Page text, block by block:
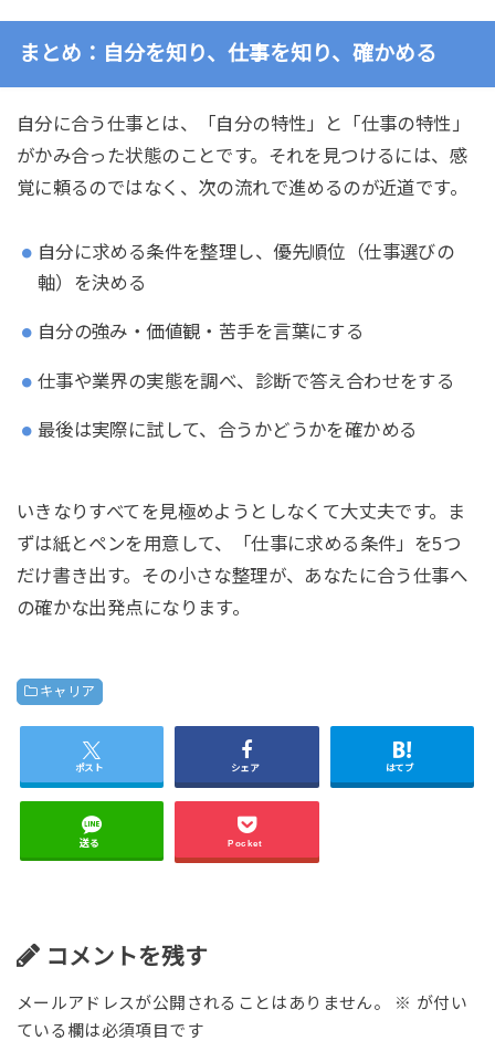
まとめ：自分を知り、仕事を知り、確かめる
自分に合う仕事とは、「自分の特性」と「仕事の特性」
がかみ合った状態のことです。それを見つけるには、感
覚に頼るのではなく、次の流れで進めるのが近道です。
自分に求める条件を整理し、優先順位（仕事選びの
軸）を決める
自分の強み・価値観・苦手を言葉にする
仕事や業界の実態を調べ、診断で答え合わせをする
最後は実際に試して、合うかどうかを確かめる
いきなりすべてを見極めようとしなくて大丈夫です。ま
ずは紙とペンを用意して、「仕事に求める条件」を5つ
だけ書き出す。その小さな整理が、あなたに合う仕事へ
の確かな出発点になります。
キャリア
ポスト シェア はてブ
送る Pocket
コメントを残す
メールアドレスが公開されることはありません。 ※ が付い
ている欄は必須項目です